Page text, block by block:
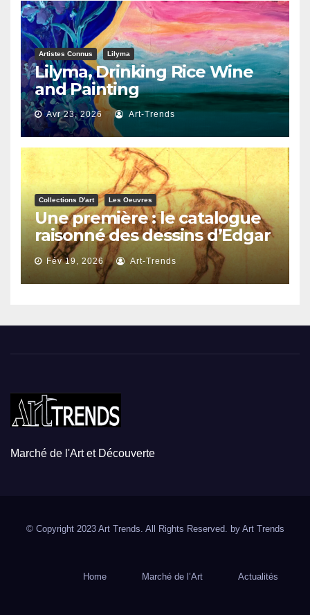
Artistes Connus Lilyma
Lilyma, Drinking Rice Wine
and Painting
Avr 23, 2026 Art-Trends
Collections D'art Les Oeuvres
Une première : le catalogue
raisonné des dessins d’Edgar
Degas
Fév 19, 2026 Art-Trends
Marché de l'Art et Découverte
© Copyright 2023 Art Trends. All Rights Reserved. by Art Trends
Home Marché de l’Art Actualités